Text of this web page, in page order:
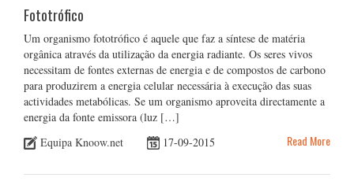
Fototrófico
Um organismo fototrófico é aquele que faz a síntese de matéria
orgânica através da utilização da energia radiante. Os seres vivos
necessitam de fontes externas de energia e de compostos de carbono
para produzirem a energia celular necessária à execução das suas
actividades metabólicas. Se um organismo aproveita directamente a
energia da fonte emissora (luz […]
Equipa Knoow.net
17-09-2015 Read More